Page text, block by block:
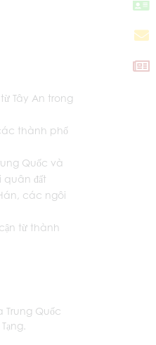
Tây An trong
thành phố
Quốc và
quân đất
các ngôi
từ thành
Trung Quốc